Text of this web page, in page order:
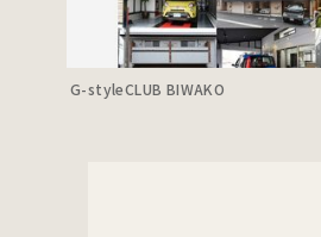
G-styleCLUB BIWAKO